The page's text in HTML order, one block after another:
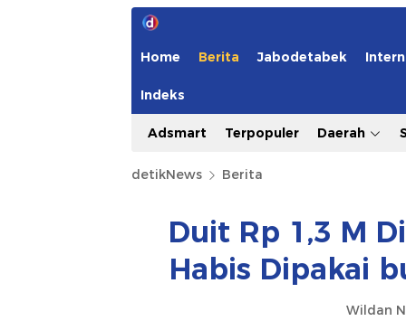
Home Berita Jabodetabek
Indeks
Adsmart Terpopuler Daerah
detikNews Berita
Duit Rp 1,3 M
Habis Dipakai
Wildan